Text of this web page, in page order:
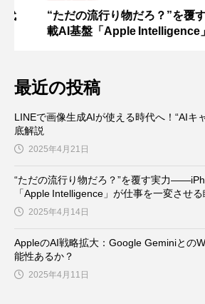
“ただの流行り物だろ？”を覆す
載AI基盤「Apple Intelligence」
最近の投稿
LINEで画像生成AIが使える時代へ！“AIキ
底解説
2025年4月21日
“ただの流行り物だろ？”を覆す実力
「Apple Intelligence」が仕事を一変させる
2025年4月14日
AppleのAI戦略拡大：Google Geminiとの
能性あるか？
2025年4月11日